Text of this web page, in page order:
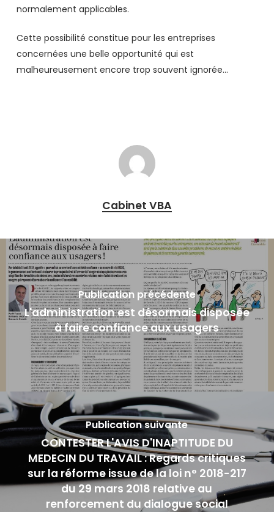
normalement applicables.
Cette possibilité constitue pour les entreprises
concernées une belle opportunité qui est
malheureusement encore trop souvent ignorée…
Cabinet VBA
Publication précédente
L'administration est désormais disposée
à faire confiance aux usagers
Publication suivante
CONTESTER L'AVIS D'INAPTITUDE DU
MEDECIN DU TRAVAIL : Regards critiques
sur la réforme issue de la loi n° 2018-217
du 29 mars 2018 relative au
renforcement du dialogue social